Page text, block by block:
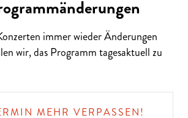
immer wieder Änderungen
wir, das Programm tagesaktuell zu
MEHR VERPASSEN!